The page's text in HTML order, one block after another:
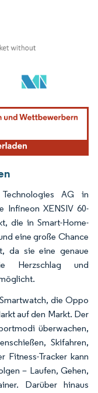
Namensnennung gemäß
AG in
Infineon XENSIV 60-
die in Smart-Home-
eine große Chance
da sie eine genaue
Herzschlag und
die Oppo
auf den Markt. Der
überwachen,
Skifahren,
Fitness-Tracker kann
– Laufen, Gehen,
Darüber hinaus